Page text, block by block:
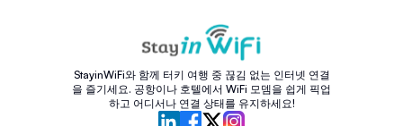
StayinWiFi와 함께 터키 여행 중 끊김 없는 인터넷 연결
을 즐기세요. 공항이나 호텔에서 WiFi 모뎀을 쉽게 픽업
하고 어디서나 연결 상태를 유지하세요!